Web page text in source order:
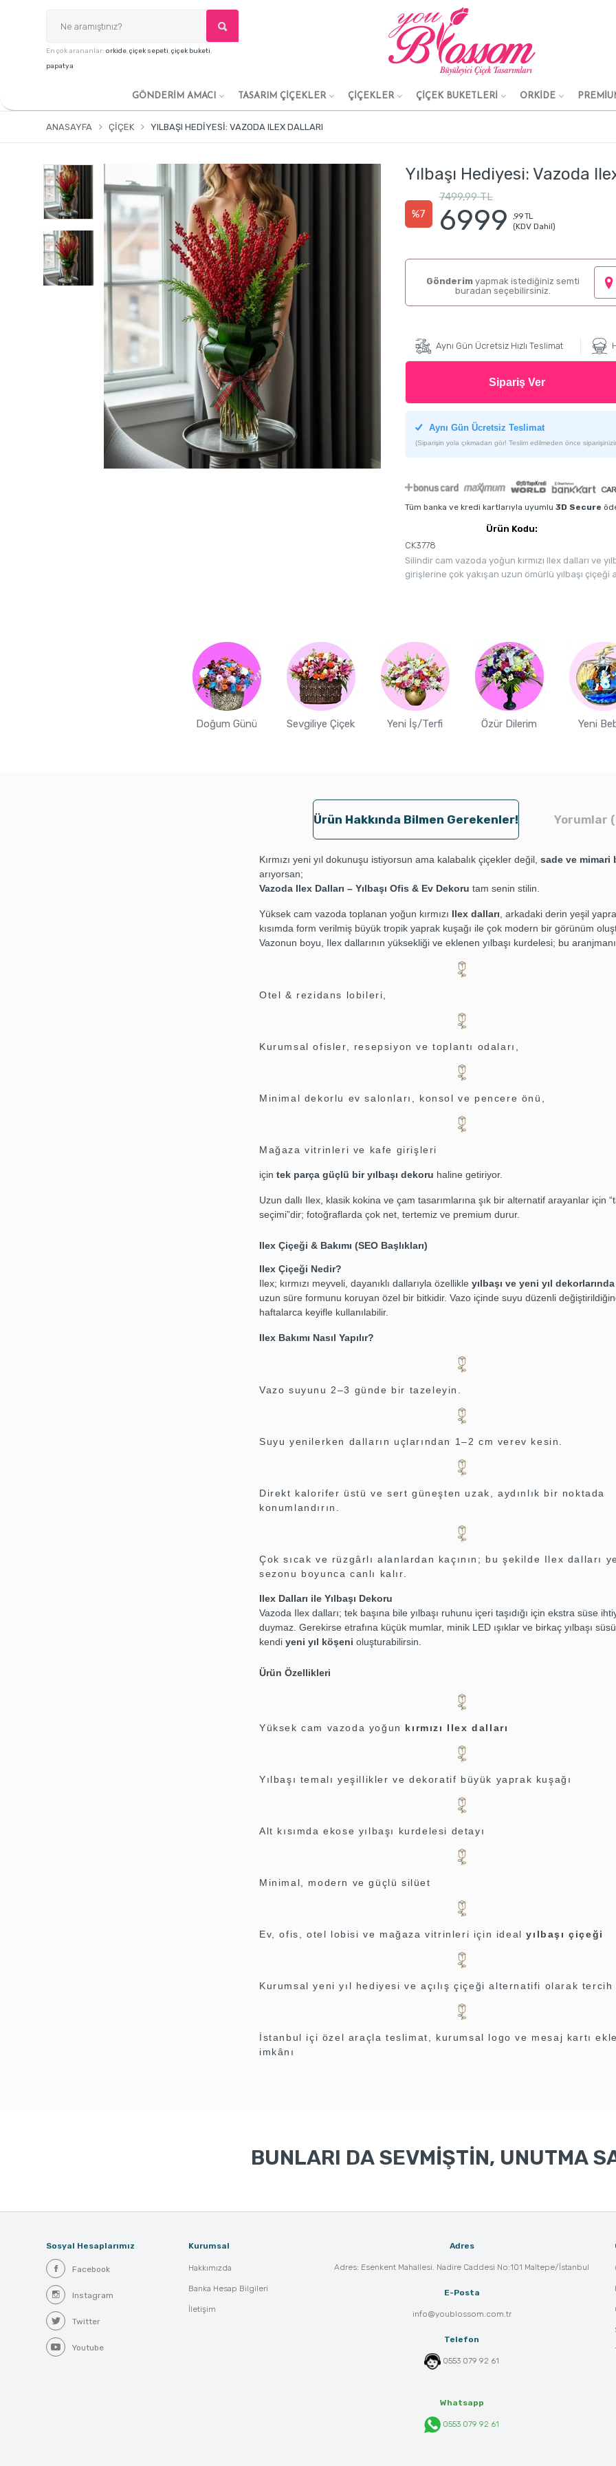
En çok arananlar: orkide,çiçek sepeti,çiçek buketi,
papatya
GÖNDERİM AMACI TASARIM ÇİÇEKLER ÇİÇEKLER ÇİÇEK BUKETLERİ ORKİDE
ANASAYFA ÇIÇEK YILBAŞI HEDIYESI: VAZODA ILEX DALLARI
Yılbaşı Hediyesi: Vazoda
%7
7499,99 TL
6999
,99 TL
(KDV Dahil)
Gönderim yapmak istediğiniz semti
buradan seçebilirsiniz.
Aynı Gün Ücretsiz Hızlı Teslimat
Sipariş Ver
Aynı Gün Ücretsiz Teslimat
(Siparişin yola çıkmadan gör! Teslim edilmeden önce
Tüm banka ve kredi kartlarıyla uyumlu 3D Secure
Ürün Kodu:
CK3778
Silindir cam vazoda yoğun kırmızı Ilex dalları ve
girişlerine çok yakışan uzun ömürlü yılbaşı çiçeği
Doğum Günü Sevgiliye Çiçek Yeni İş/Terfi Özür Dilerim Yeni
Ürün Hakkında Bilmen Gerekenler! Yorumlar
Kırmızı yeni yıl dokunuşu istiyorsun ama kalabalık çiçekler değil, sade ve mimari
arıyorsan;
Vazoda Ilex Dalları – Yılbaşı Ofis & Ev Dekoru tam senin stilin.
Yüksek cam vazoda toplanan yoğun kırmızı Ilex dalları, arkadaki derin yeşil
kısımda form verilmiş büyük tropik yaprak kuşağı ile çok modern bir görünüm
Vazonun boyu, Ilex dallarının yüksekliği ve eklenen yılbaşı kurdelesi; bu
Otel & rezidans lobileri,
Kurumsal ofisler, resepsiyon ve toplantı odaları,
Minimal dekorlu ev salonları, konsol ve pencere önü,
Mağaza vitrinleri ve kafe girişleri
için tek parça güçlü bir yılbaşı dekoru haline getiriyor.
Uzun dallı Ilex, klasik kokina ve çam tasarımlarına şık bir alternatif arayanlar için
seçimi”dir; fotoğraflarda çok net, tertemiz ve premium durur.
Ilex Çiçeği & Bakımı (SEO Başlıkları)
Ilex Çiçeği Nedir?
Ilex; kırmızı meyveli, dayanıklı dallarıyla özellikle yılbaşı ve yeni yıl dekorlarında
uzun süre formunu koruyan özel bir bitkidir. Vazo içinde suyu düzenli
haftalarca keyifle kullanılabilir.
Ilex Bakımı Nasıl Yapılır?
Vazo suyunu 2–3 günde bir tazeleyin.
Suyu yenilerken dalların uçlarından 1–2 cm verev kesin.
Direkt kalorifer üstü ve sert güneşten uzak, aydınlık bir noktada
konumlandırın.
Çok sıcak ve rüzgârlı alanlardan kaçının; bu şekilde Ilex dalları
sezonu boyunca canlı kalır.
Ilex Dalları ile Yılbaşı Dekoru
Vazoda Ilex dalları; tek başına bile yılbaşı ruhunu içeri taşıdığı için ekstra süse
duymaz. Gerekirse etrafına küçük mumlar, minik LED ışıklar ve birkaç yılbaşı
kendi yeni yıl köşeni oluşturabilirsin.
Ürün Özellikleri
Yüksek cam vazoda yoğun kırmızı Ilex dalları
Yılbaşı temalı yeşillikler ve dekoratif büyük yaprak kuşağı
Alt kısımda ekose yılbaşı kurdelesi detayı
Minimal, modern ve güçlü silüet
Ev, ofis, otel lobisi ve mağaza vitrinleri için idealyılbaşı çiçeği
Kurumsal yeni yıl hediyesi ve açılış çiçeği alternatifi olarak
İstanbul içi özel araçla teslimat, kurumsal logo ve mesaj kartı
imkânı
BUNLARI DA SEVMİŞTİN, UNUTMA
Sosyal Hesaplarımız
Facebook
Instagram
Twitter
Youtube
Kurumsal
Hakkımızda
Banka Hesap Bilgileri
İletişim
Adres
Adres: Esenkent Mahallesi. Nadire Caddesi No:101 Maltepe/İstanbul
E-Posta
info@youblossom.com.tr
Telefon
0553 079 92 61
Whatsapp
0553 079 92 61